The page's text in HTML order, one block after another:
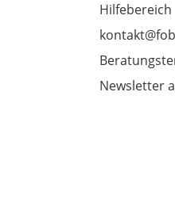
Hilfebereich
Newsletter